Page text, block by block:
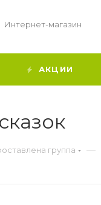
Интернет-магазин
АКЦИИ
группа —